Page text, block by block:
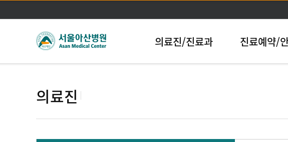
의료진/진료과 진료예약/
의료진